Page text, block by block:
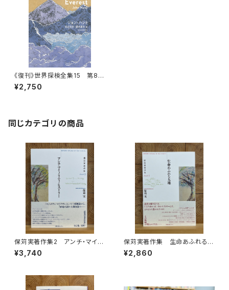
《復刊》世界探検全集15 第8回
配本「エベレスト登頂」
¥2,750
同じカテゴリの商品
保苅実著作集2 アンチ・マイノ
リティ・ヒストリー
¥3,740
保苅実著作集 生命あふれる大
地
¥2,860